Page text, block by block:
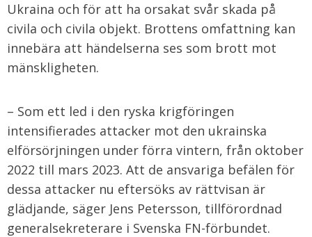
Ukraina och för att ha orsakat svår skada på
civila och civila objekt. Brottens omfattning kan
innebära att händelserna ses som brott mot
mänskligheten.
– Som ett led i den ryska krigföringen
intensifierades attacker mot den ukrainska
elförsörjningen under förra vintern, från oktober
2022 till mars 2023. Att de ansvariga befälen för
dessa attacker nu eftersöks av rättvisan är
glädjande, säger Jens Petersson, tillförordnad
generalsekreterare i Svenska FN-förbundet.